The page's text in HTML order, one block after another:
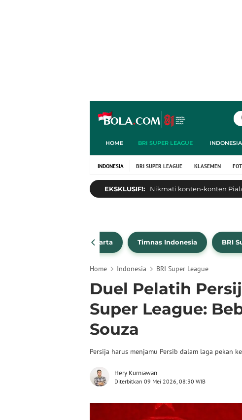
HOME BRI SUPER LEAGUE INDONESIA
INDONESIA BRI SUPER LEAGUE KLASEMEN
EKSKLUSIF!: Nikmati konten-konten
Persija Jakarta Timnas Indonesia BRI
Home Indonesia BRI Super League
Duel Pelatih
Super League:
Souza
Persija harus menjamu Persib dalam laga pekan
Hery Kurniawan
Diterbitkan 09 Mei 2026, 08:30 WIB